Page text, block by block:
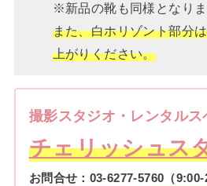
※新品の靴も同様となりま
また、白ホリゾント部分
上がりください。
撮影スタジオ・レンタルス
チェリッシュス
お問合せ： 03-6277-5760 （